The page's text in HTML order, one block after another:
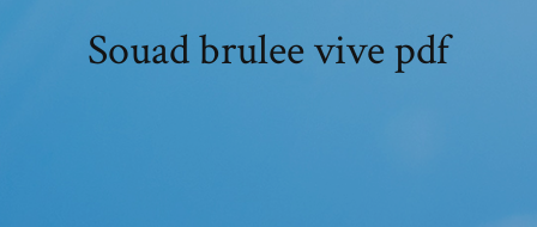
Souad brulee vive pdf